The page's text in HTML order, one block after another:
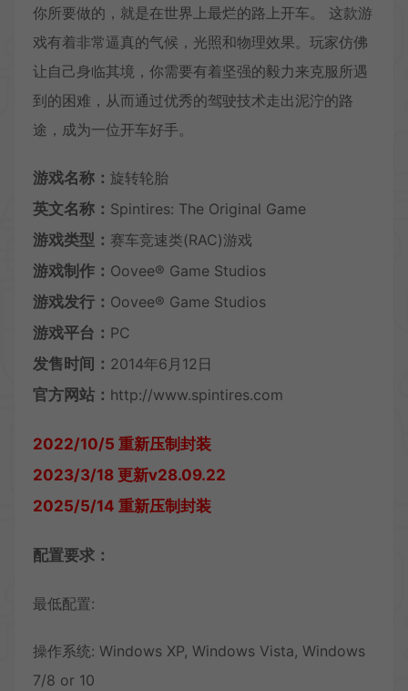
你所要做的，就是在世界上最烂的路上开车。 这款游
戏有着非常逼真的气候，光照和物理效果。玩家仿佛
让自己身临其境，你需要有着坚强的毅力来克服所遇
到的困难，从而通过优秀的驾驶技术走出泥泞的路
途，成为一位开车好手。
游戏名称： 旋转轮胎
英文名称： Spintires: The Original Game
游戏类型： 赛车竞速类(RAC)游戏
游戏制作： Oovee® Game Studios
游戏发行： Oovee® Game Studios
游戏平台： PC
发售时间： 2014年6月12日
官方网站： http://www.spintires.com
2022/10/5 重新压制封装
2023/3/18 更新v28.09.22
2025/5/14 重新压制封装
配置要求：
最低配置:
操作系统: Windows XP, Windows Vista, Windows
7/8 or 10